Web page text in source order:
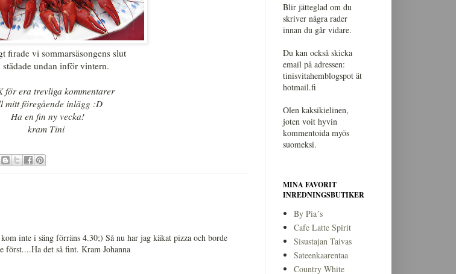
firade vi sommarsäsongens slut
städade undan inför vintern.
för era trevliga kommentarer
mitt föregående inlägg :D
Ha en fin ny vecka!
kram Tini
inte i säng förräns 4.30;) Så nu har jag käkat pizza och borde
först....Ha det så fint. Kram Johanna
Blir jätteglad om du
skriver några rader
innan du går vidare.
Du kan också skicka
email på adressen:
tinisvitahemblogspot ät
hotmail.fi
Olen kaksikielinen,
joten voit hyvin
kommentoida myös
suomeksi.
MINA FAVORIT
INREDNINGSBUTIKER
By Pia´s
Cafe Latte Spirit
Sisustajan Taivas
Sateenkaarentaa
Country White